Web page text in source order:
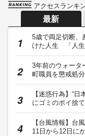
アクセスランキ
最新
5歳で両足切断、
けた人生 「人
3年前のウォータ
町職員を懲戒処
【迷惑行為】“
にゴミのポイ捨
【台風情報】台
11日から12日に